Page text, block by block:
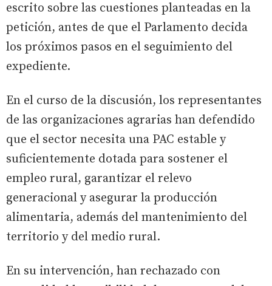
escrito sobre las cuestiones planteadas en la
petición, antes de que el Parlamento decida
los próximos pasos en el seguimiento del
expediente.
En el curso de la discusión, los representantes
de las organizaciones agrarias han defendido
que el sector necesita una PAC estable y
suficientemente dotada para sostener el
empleo rural, garantizar el relevo
generacional y asegurar la producción
alimentaria, además del mantenimiento del
territorio y del medio rural.
En su intervención, han rechazado con